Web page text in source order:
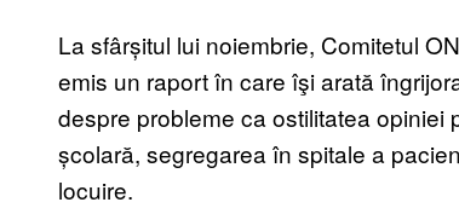
La sfârșitul lui noiembrie, Comitetul
emis un raport în care îşi arată
despre probleme ca ostilitatea
școlară, segregarea în spitale a
locuire.